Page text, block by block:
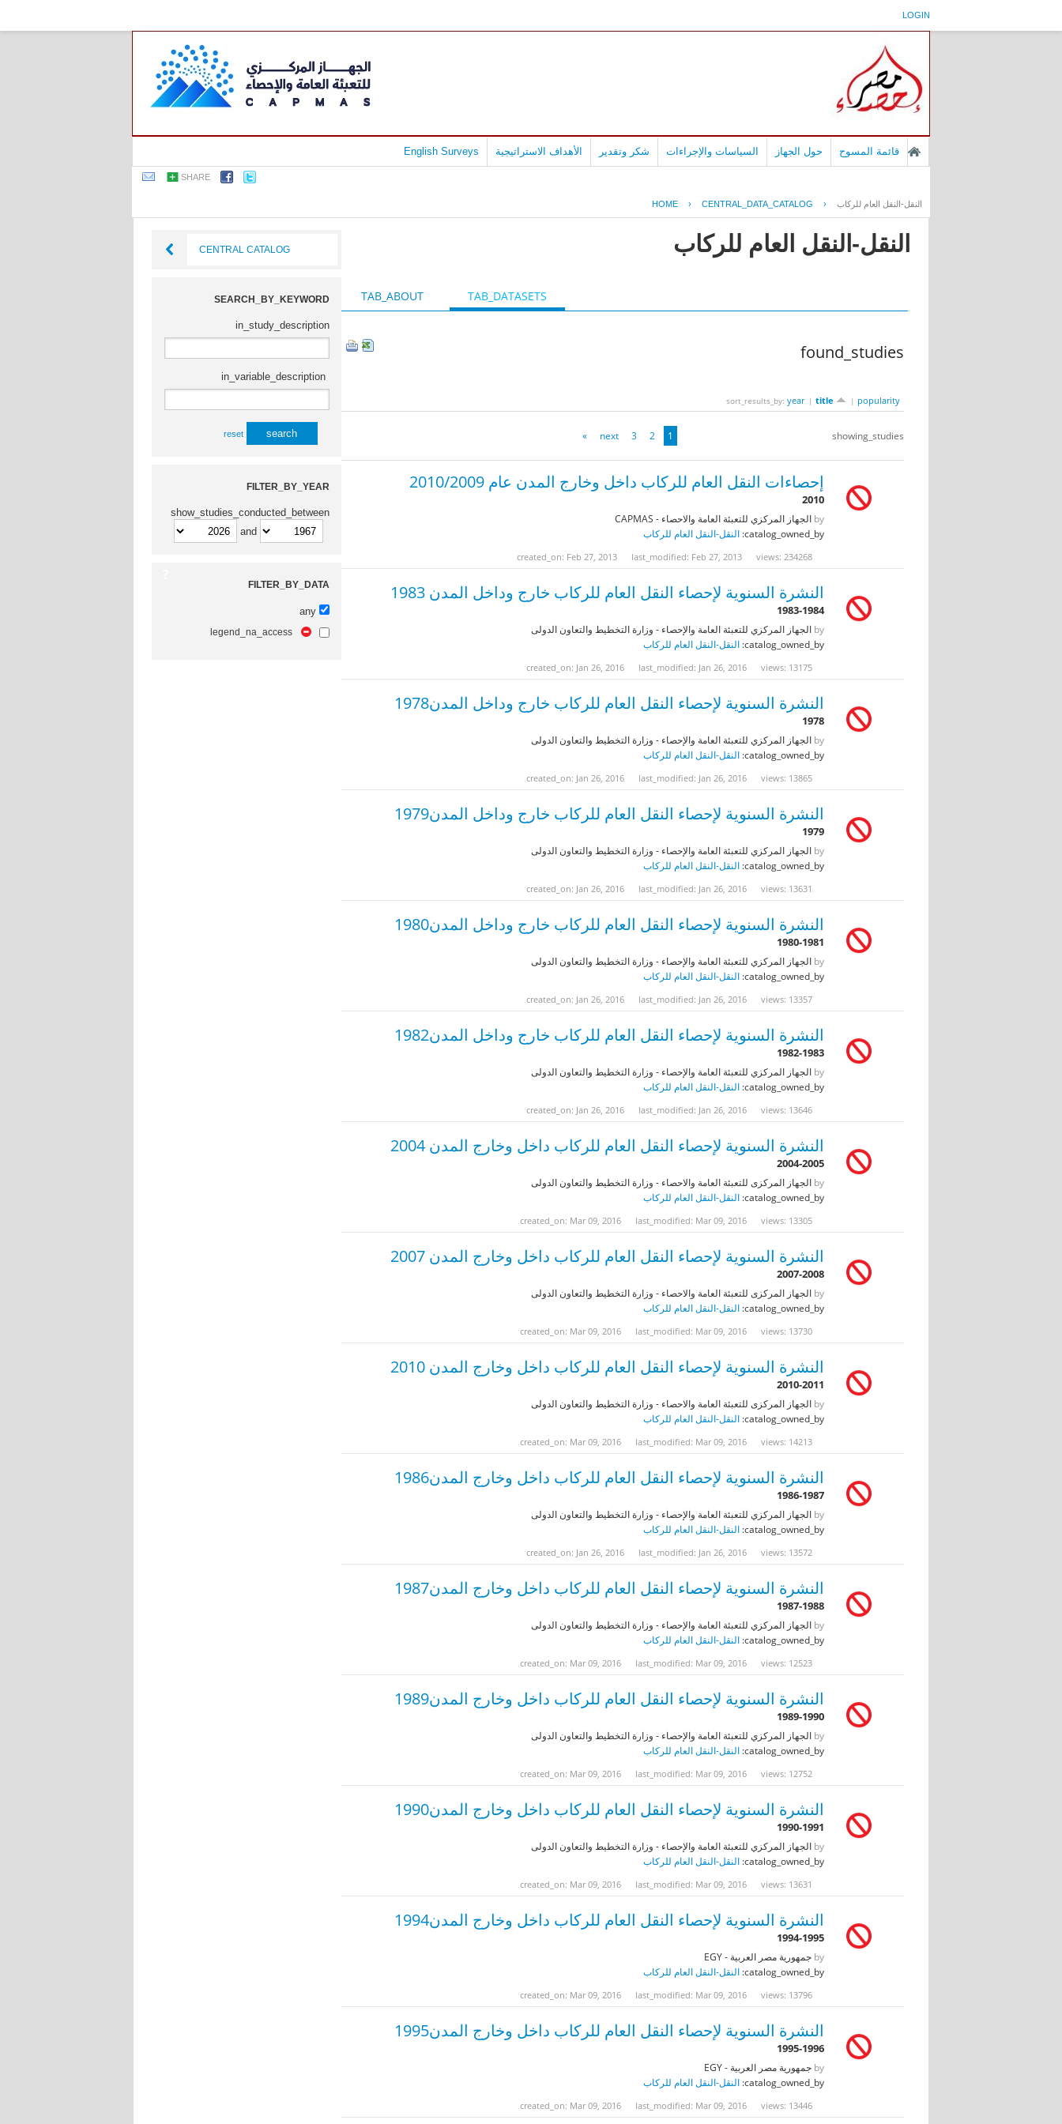
LOGIN
قائمة المسوح حول الجهاز السياسات والإجراءات شكر وتقدير الأهداف الاستراتيجية English Surveys
SHARE
HOME › CENTRAL_DATA_CATALOG › النقل-النقل العام للركاب
النقل-النقل العام للركاب
TAB_ABOUT TAB_DATASETS
found_studies
sort_results_by:year |title | popularity
showing_studies
1
2
3
next
»
إحصاءات النقل العام للركاب داخل وخارج المدن عام 2010/2009
2010
by الجهاز المركزي للتعبئة العامة والاحصاء - CAPMAS
catalog_owned_by: النقل-النقل العام للركاب
created_on: Feb 27, 2013 last_modified: Feb 27, 2013 views: 234268
النشرة السنوية لإحصاء النقل العام للركاب خارج وداخل المدن 1983
1983-1984
by الجهاز المركزي للتعبئة العامة والإحصاء - وزارة التخطيط والتعاون الدولى
catalog_owned_by: النقل-النقل العام للركاب
created_on: Jan 26, 2016 last_modified: Jan 26, 2016 views: 13175
النشرة السنوية لإحصاء النقل العام للركاب خارج وداخل المدن1978
1978
by الجهاز المركزي للتعبئة العامة والإحصاء - وزارة التخطيط والتعاون الدولى
catalog_owned_by: النقل-النقل العام للركاب
created_on: Jan 26, 2016 last_modified: Jan 26, 2016 views: 13865
النشرة السنوية لإحصاء النقل العام للركاب خارج وداخل المدن1979
1979
by الجهاز المركزي للتعبئة العامة والإحصاء - وزارة التخطيط والتعاون الدولى
catalog_owned_by: النقل-النقل العام للركاب
created_on: Jan 26, 2016 last_modified: Jan 26, 2016 views: 13631
النشرة السنوية لإحصاء النقل العام للركاب خارج وداخل المدن1980
1980-1981
by الجهاز المركزي للتعبئة العامة والإحصاء - وزارة التخطيط والتعاون الدولى
catalog_owned_by: النقل-النقل العام للركاب
created_on: Jan 26, 2016 last_modified: Jan 26, 2016 views: 13357
النشرة السنوية لإحصاء النقل العام للركاب خارج وداخل المدن1982
1982-1983
by الجهاز المركزي للتعبئة العامة والإحصاء - وزارة التخطيط والتعاون الدولى
catalog_owned_by: النقل-النقل العام للركاب
created_on: Jan 26, 2016 last_modified: Jan 26, 2016 views: 13646
النشرة السنوية لإحصاء النقل العام للركاب داخل وخارج المدن 2004
2004-2005
by الجهاز المركزى للتعبئة العامة والاحصاء - وزارة التخطيط والتعاون الدولى
catalog_owned_by: النقل-النقل العام للركاب
created_on: Mar 09, 2016 last_modified: Mar 09, 2016 views: 13305
النشرة السنوية لإحصاء النقل العام للركاب داخل وخارج المدن 2007
2007-2008
by الجهاز المركزى للتعبئة العامة والاحصاء - وزارة التخطيط والتعاون الدولى
catalog_owned_by: النقل-النقل العام للركاب
created_on: Mar 09, 2016 last_modified: Mar 09, 2016 views: 13730
النشرة السنوية لإحصاء النقل العام للركاب داخل وخارج المدن 2010
2010-2011
by الجهاز المركزى للتعبئة العامة والاحصاء - وزارة التخطيط والتعاون الدولى
catalog_owned_by: النقل-النقل العام للركاب
created_on: Mar 09, 2016 last_modified: Mar 09, 2016 views: 14213
النشرة السنوية لإحصاء النقل العام للركاب داخل وخارج المدن1986
1986-1987
by الجهاز المركزي للتعبئة العامة والإحصاء - وزارة التخطيط والتعاون الدولى
catalog_owned_by: النقل-النقل العام للركاب
created_on: Jan 26, 2016 last_modified: Jan 26, 2016 views: 13572
النشرة السنوية لإحصاء النقل العام للركاب داخل وخارج المدن1987
1987-1988
by الجهاز المركزي للتعبئة العامة والإحصاء - وزارة التخطيط والتعاون الدولى
catalog_owned_by: النقل-النقل العام للركاب
created_on: Mar 09, 2016 last_modified: Mar 09, 2016 views: 12523
النشرة السنوية لإحصاء النقل العام للركاب داخل وخارج المدن1989
1989-1990
by الجهاز المركزي للتعبئة العامة والإحصاء - وزارة التخطيط والتعاون الدولى
catalog_owned_by: النقل-النقل العام للركاب
created_on: Mar 09, 2016 last_modified: Mar 09, 2016 views: 12752
النشرة السنوية لإحصاء النقل العام للركاب داخل وخارج المدن1990
1990-1991
by الجهاز المركزي للتعبئة العامة والإحصاء - وزارة التخطيط والتعاون الدولى
catalog_owned_by: النقل-النقل العام للركاب
created_on: Mar 09, 2016 last_modified: Mar 09, 2016 views: 13631
النشرة السنوية لإحصاء النقل العام للركاب داخل وخارج المدن1994
1994-1995
by جمهورية مصر العربية - EGY
catalog_owned_by: النقل-النقل العام للركاب
created_on: Mar 09, 2016 last_modified: Mar 09, 2016 views: 13796
النشرة السنوية لإحصاء النقل العام للركاب داخل وخارج المدن1995
1995-1996
by جمهورية مصر العربية - EGY
catalog_owned_by: النقل-النقل العام للركاب
created_on: Mar 09, 2016 last_modified: Mar 09, 2016 views: 13446
CENTRAL CATALOG
SEARCH_BY_KEYWORD
in_study_description
in_variable_description
reset
FILTER_BY_YEAR
show_studies_conducted_between
and
FILTER_BY_DATA
any
legend_na_access